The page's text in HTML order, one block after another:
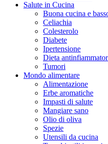
Salute in Cucina
Buona cucina e
Celiachia
Colesterolo
Diabete
Ipertensione
Dieta
Tumori
Mondo alimentare
Alimentazione
Erbe aromatiche
Impasti di salute
Mangiare sano
Olio di oliva
Spezie
Utensili da cucina